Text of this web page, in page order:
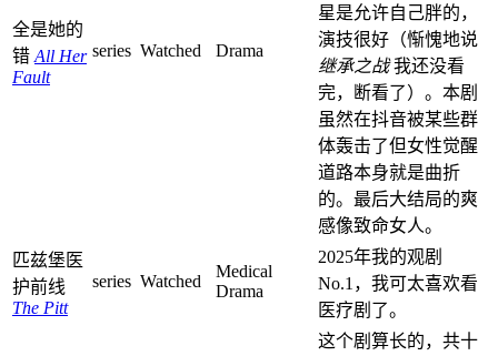
全是她的
错 All Her
Fault
series Watched Drama
星是允许自己胖的，
演技很好（惭愧地说
继承之战我还没看
完，断看了）。本剧
虽然在抖音被某些群
体轰击了但女性觉醒
道路本身就是曲折
的。最后大结局的爽
感像致命女人。
匹兹堡医
护前线
The Pitt
series Watched
Medical
Drama
2025年我的观剧
No.1，我可太喜欢看
医疗剧了。
这个剧算长的，共十